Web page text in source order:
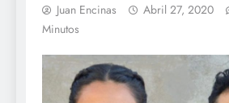
Juan Encinas Abril 27, 2020
Minutos